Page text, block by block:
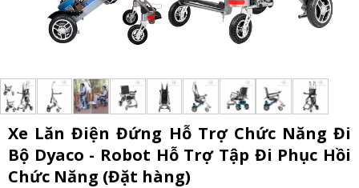
Xe Lăn Điện Đứng Hỗ Trợ Chức Năng Đi
Bộ Dyaco - Robot Hỗ Trợ Tập Đi Phục Hồi
Chức Năng (Đặt hàng)